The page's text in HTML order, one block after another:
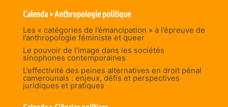
Calenda > Anthropologie politique
Les « catégories de l’émancipation » à l’épreuve de
l’anthropologie féministe et queer
Le pouvoir de l’image dans les sociétés
sinophones contemporaines
L’effectivité des peines alternatives en droit pénal
camerounais : enjeux, défis et perspectives
juridiques et pratiques